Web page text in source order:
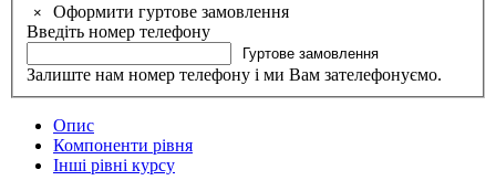
×
Оформити гуртове замовлення
Введіть номер телефону
Гуртове замовлення
Залиште нам номер телефону і ми Вам зателефонуємо.
Опис
Компоненти рівня
Інші рівні курсу